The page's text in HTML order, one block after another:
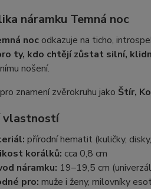
náramku Temná noc
nocodkazuje na ticho,
ty, kdo chtějí zůstat silní,
nošení.
znamení zvěrokruhu jako Štír,
vlastností
přírodní hematit (kuličky,
korálků: cca 0,8 cm
náramku: 19–19,5 cm
pro: muže i ženy, milovníky